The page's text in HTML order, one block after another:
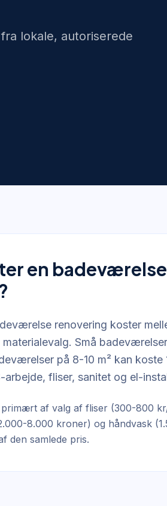
lokale, autoriserede
en
renovering koster
Små
på 8-10 m² kan
arbejde, fliser, sanitet og el-
af valg af fliser (300-800
8.000 kroner) og håndvask
den samlede pris.